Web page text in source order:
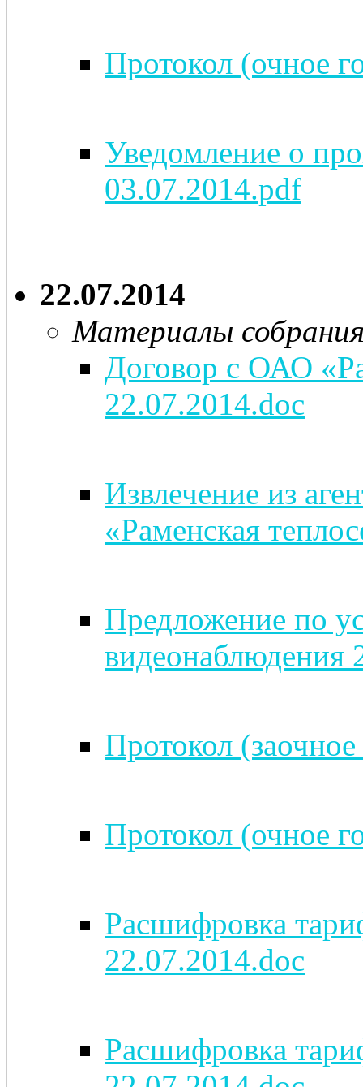
Протокол (очное
Уведомление о
03.07.2014.pdf
22.07.2014
Материалы
Договор с ОАО
22.07.2014.doc
Извлечение из
«Раменская
Предложение по
видеонаблюдения
Протокол
Протокол (очное
Расшифровка
22.07.2014.doc
Расшифровка